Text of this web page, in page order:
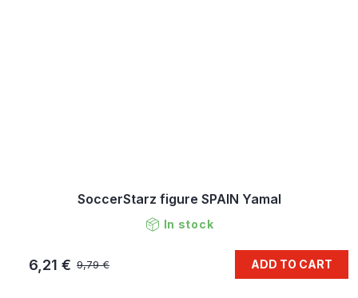
SoccerStarz figure SPAIN Yamal
In stock
9,79 €
6,21 € ADD TO CART